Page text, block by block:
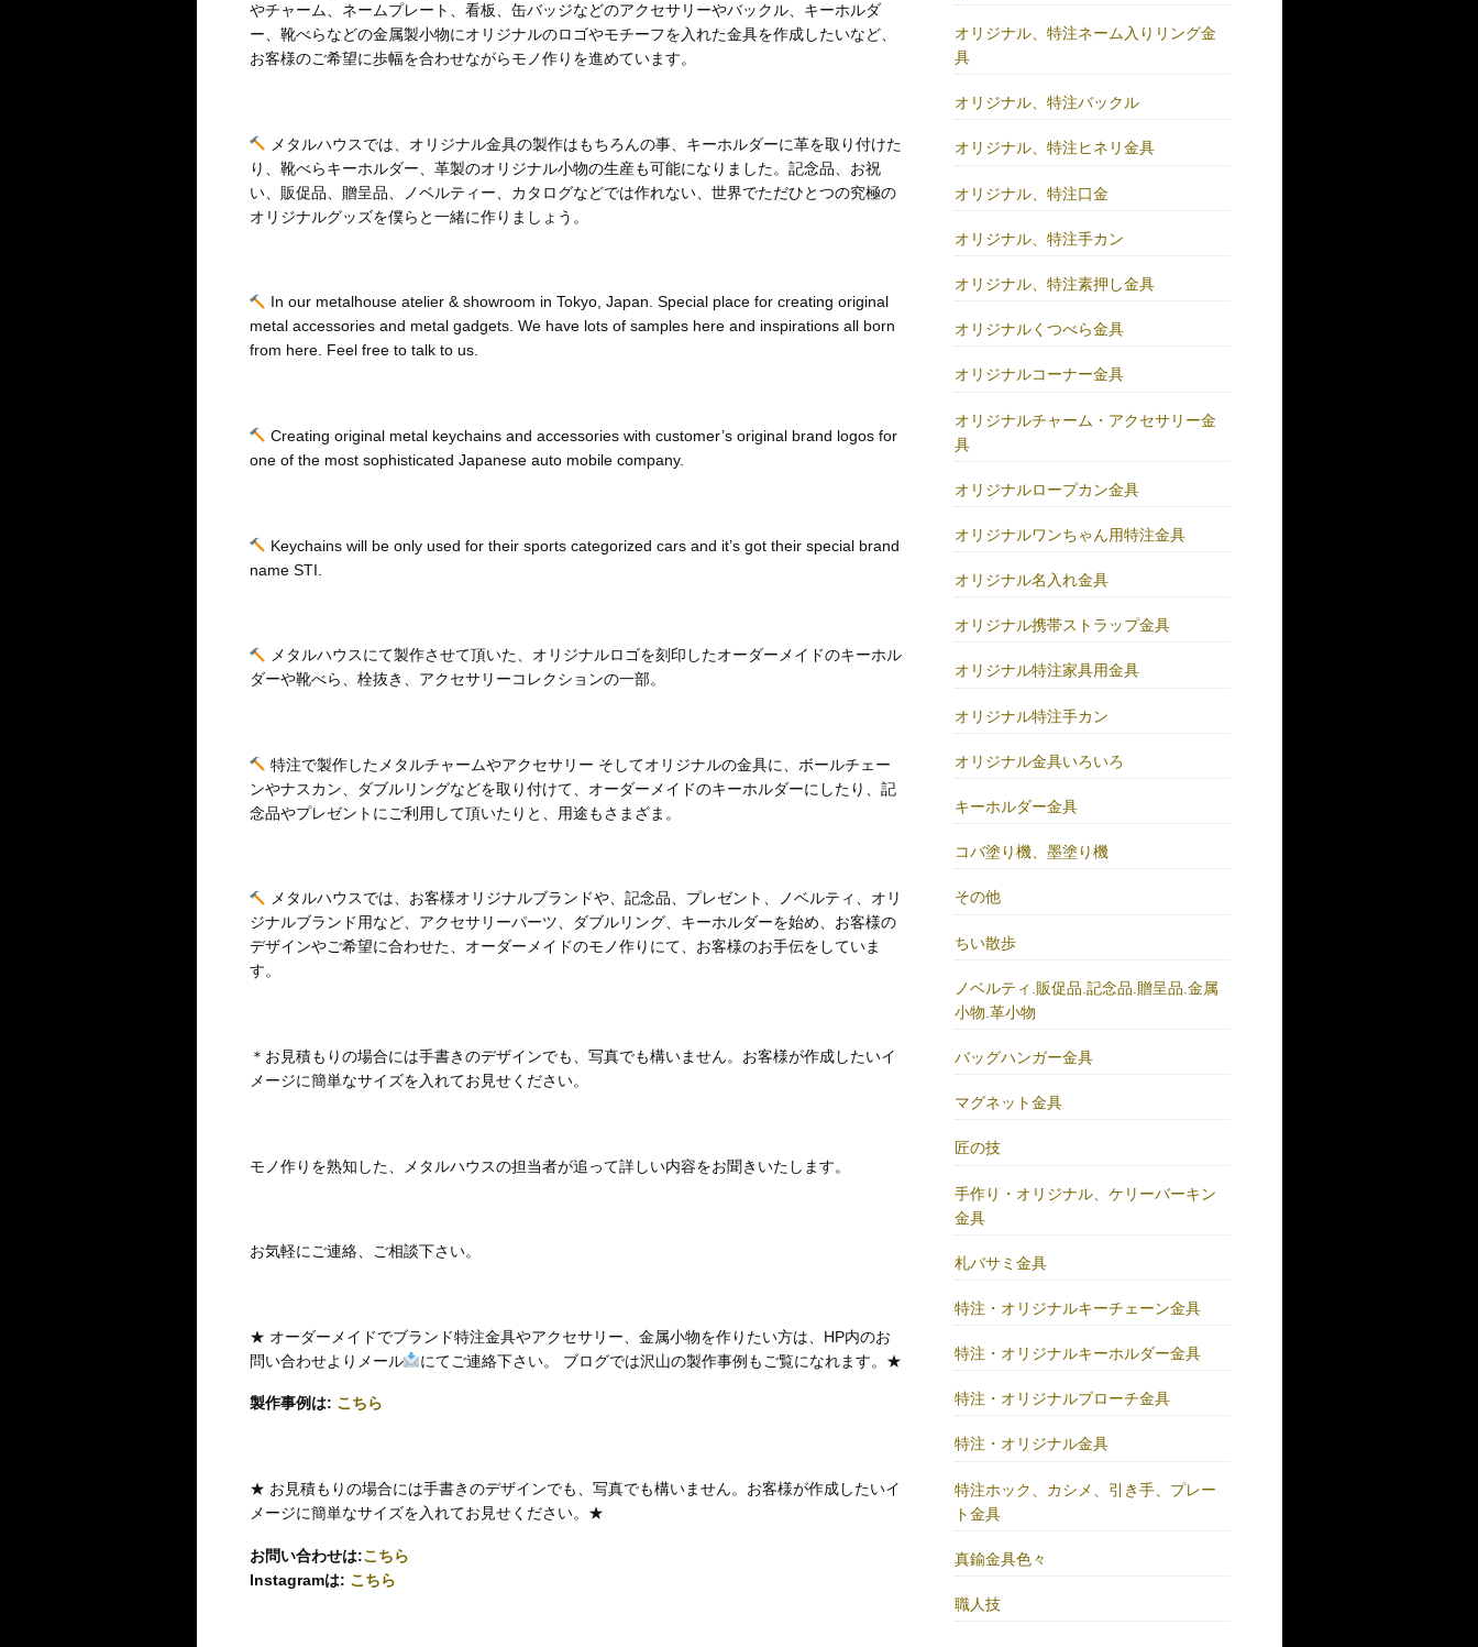
やチャーム、ネームプレート、看板、缶バッジなどのアクセサリーやバックル、キーホルダ
ー、靴べらなどの金属製小物にオリジナルのロゴやモチーフを入れた金具を作成したいなど、
お客様のご希望に歩幅を合わせながらモノ作りを進めています。
メタルハウスでは、オリジナル金具の製作はもちろんの事、キーホルダーに革を取り付けた
り、靴べらキーホルダー、革製のオリジナル小物の生産も可能になりました。記念品、お祝
い、販促品、贈呈品、ノベルティー、カタログなどでは作れない、世界でただひとつの究極の
オリジナルグッズを僕らと一緒に作りましょう。
In our metalhouse atelier & showroom in Tokyo, Japan. Special place for creating original
metal accessories and metal gadgets. We have lots of samples here and inspirations all born
from here. Feel free to talk to us.
Creating original metal keychains and accessories with customer’s original brand logos for
one of the most sophisticated Japanese auto mobile company.
Keychains will be only used for their sports categorized cars and it’s got their special brand
name STI.
メタルハウスにて製作させて頂いた、オリジナルロゴを刻印したオーダーメイドのキーホル
ダーや靴べら、栓抜き、アクセサリーコレクションの一部。
特注で製作したメタルチャームやアクセサリー そしてオリジナルの金具に、ボールチェー
ンやナスカン、ダブルリングなどを取り付けて、オーダーメイドのキーホルダーにしたり、記
念品やプレゼントにご利用して頂いたりと、用途もさまざま。
メタルハウスでは、お客様オリジナルブランドや、記念品、プレゼント、ノベルティ、オリ
ジナルブランド用など、アクセサリーパーツ、ダブルリング、キーホルダーを始め、お客様の
デザインやご希望に合わせた、オーダーメイドのモノ作りにて、お客様のお手伝をしていま
す。
＊お見積もりの場合には手書きのデザインでも、写真でも構いません。お客様が作成したいイ
メージに簡単なサイズを入れてお見せください。
モノ作りを熟知した、メタルハウスの担当者が追って詳しい内容をお聞きいたします。
お気軽にご連絡、ご相談下さい。
★ オーダーメイドでブランド特注金具やアクセサリー、金属小物を作りたい方は、HP内のお
問い合わせよりメール
にてご連絡下さい。 ブログでは沢山の製作事例もご覧になれます。★
製作事例は: こちら
★ お見積もりの場合には手書きのデザインでも、写真でも構いません。お客様が作成したいイ
メージに簡単なサイズを入れてお見せください。★
お問い合わせは:こちら
Instagramは: こちら
オリジナル、特注ネーム入りリング金
具
オリジナル、特注バックル
オリジナル、特注ヒネリ金具
オリジナル、特注口金
オリジナル、特注手カン
オリジナル、特注素押し金具
オリジナルくつべら金具
オリジナルコーナー金具
オリジナルチャーム・アクセサリー金
具
オリジナルロープカン金具
オリジナルワンちゃん用特注金具
オリジナル名入れ金具
オリジナル携帯ストラップ金具
オリジナル特注家具用金具
オリジナル特注手カン
オリジナル金具いろいろ
キーホルダー金具
コバ塗り機、墨塗り機
その他
ちい散歩
ノベルティ.販促品.記念品.贈呈品.金属
小物.革小物
バッグハンガー金具
マグネット金具
匠の技
手作り・オリジナル、ケリーバーキン
金具
札バサミ金具
特注・オリジナルキーチェーン金具
特注・オリジナルキーホルダー金具
特注・オリジナルブローチ金具
特注・オリジナル金具
特注ホック、カシメ、引き手、プレー
ト金具
真鍮金具色々
職人技